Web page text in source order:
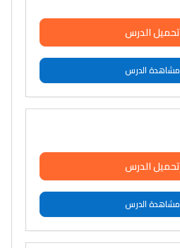
تحميل الدرس
مشاهدة الدرس
تحميل الدرس
مشاهدة الدرس